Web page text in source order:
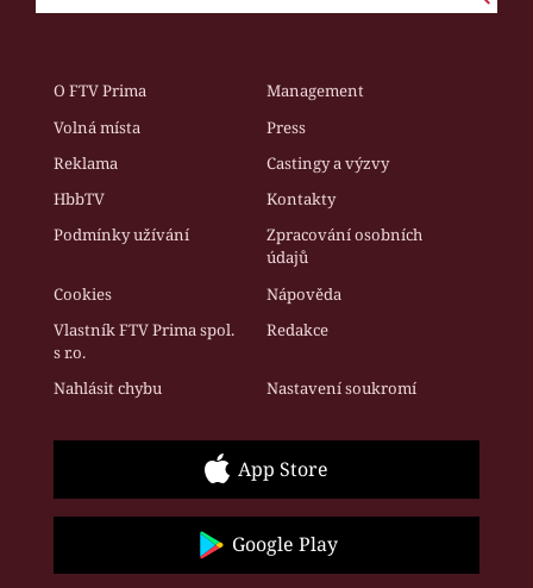
O FTV Prima
Management
Volná místa
Press
Reklama
Castingy a výzvy
HbbTV
Kontakty
Podmínky užívání
Zpracování osobních
údajů
Cookies
Nápověda
Vlastník FTV Prima spol.
s r.o.
Redakce
Nahlásit chybu Nastavení soukromí
App Store
Google Play